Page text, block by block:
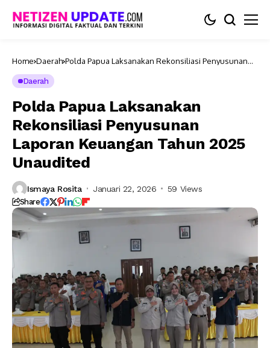
Home Daerah Polda Papua Laksanakan Rekonsiliasi Penyusunan
Daerah
Polda Papua Laksanakan
Rekonsiliasi Penyusunan
Laporan Keuangan Tahun 2025
Unaudited
Ismaya Rosita Januari 22, 2026 59 Views
Share